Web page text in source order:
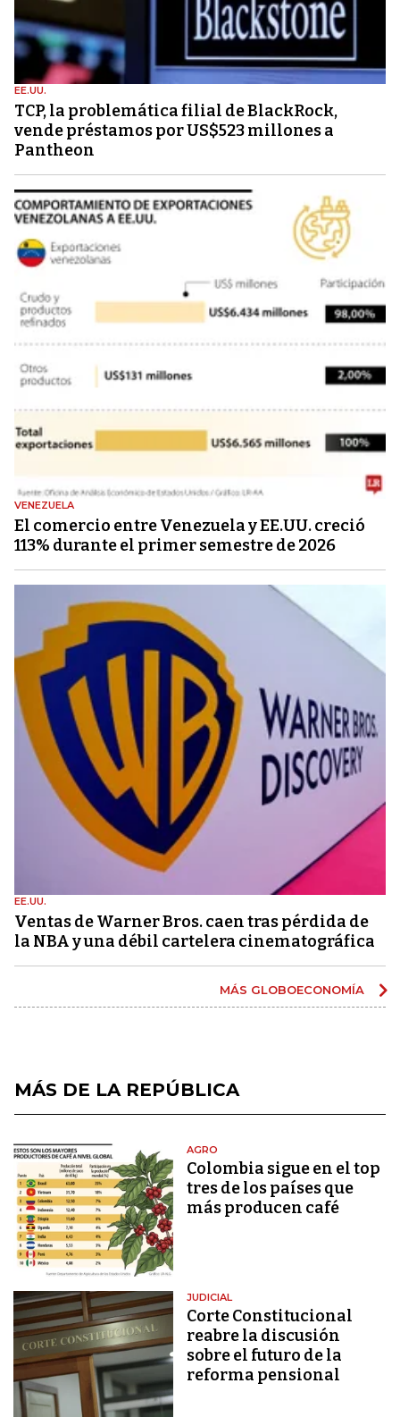
EE.UU.
TCP, la problemática filial de BlackRock,
vende préstamos por US$523 millones a
Pantheon
VENEZUELA
El comercio entre Venezuela y EE.UU. creció
113% durante el primer semestre de 2026
EE.UU.
Ventas de Warner Bros. caen tras pérdida de
la NBA y una débil cartelera cinematográfica
MÁS GLOBOECONOMÍA
MÁS DE LA REPÚBLICA
AGRO
Colombia sigue en el top
tres de los países que
más producen café
JUDICIAL
Corte Constitucional
reabre la discusión
sobre el futuro de la
reforma pensional